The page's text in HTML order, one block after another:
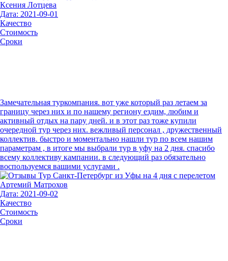
Ксения Лотцева
Дата: 2021-09-01
Качество
Стоимость
Сроки
Замечательная туркомпания. вот уже который раз летаем за
границу через них и по нашему региону ездим, любим и
активный отдых на пару дней. и в этот раз тоже купили
очередной тур через них. вежливый персонал , дружественный
коллектив. быстро и моментально нашли тур по всем нашим
параметрам , в итоге мы выбрали тур в уфу на 2 дня. спасибо
всему коллективу кампании. в следующий раз обязательно
воспользуемся вашими услугами .
Артемий Матрохов
Дата: 2021-09-02
Качество
Стоимость
Сроки